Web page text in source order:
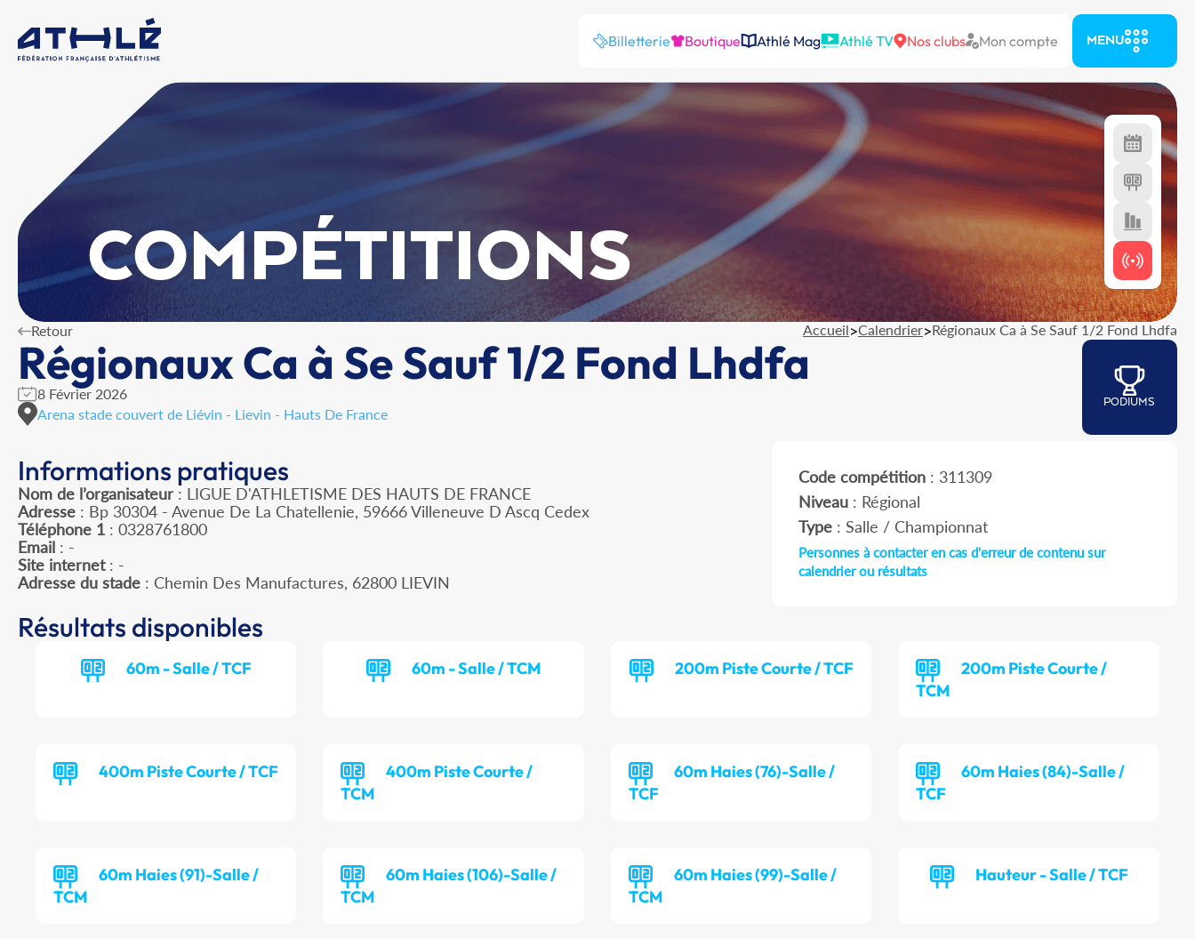
Billetterie Boutique Athlé Mag Athlé TV Nos clubs Mon compte MENU
COMPÉTITIONS
Retour Accueil>Calendrier>Régionaux Ca à Se Sauf 1/2 Fond Lhdfa
Régionaux Ca à Se Sauf 1/2 Fond Lhdfa
8 Février 2026
Arena stade couvert de Liévin - Lievin - Hauts De France
PODIUMS
Informations pratiques
Nom de l’organisateur : LIGUE D'ATHLETISME DES HAUTS DE FRANCE
Adresse : Bp 30304 - Avenue De La Chatellenie, 59666 Villeneuve D Ascq Cedex
Téléphone 1 : 0328761800
Email : -
Site internet: -
Adresse du stade : Chemin Des Manufactures, 62800 LIEVIN
Code compétition: 311309
Niveau: Régional
Type: Salle / Championnat
Personnes à contacter en cas d'erreur de contenu sur
calendrier ou résultats
Résultats disponibles
60m - Salle / TCF 60m - Salle / TCM 200m Piste Courte / TCF
200m Piste Courte /
TCM
400m Piste Courte / TCF
400m Piste Courte /
TCM
60m Haies (76)-Salle /
TCF
60m Haies (84)-Salle /
TCF
60m Haies (91)-Salle /
TCM
60m Haies (106)-Salle /
TCM
60m Haies (99)-Salle /
TCM
Hauteur - Salle / TCF